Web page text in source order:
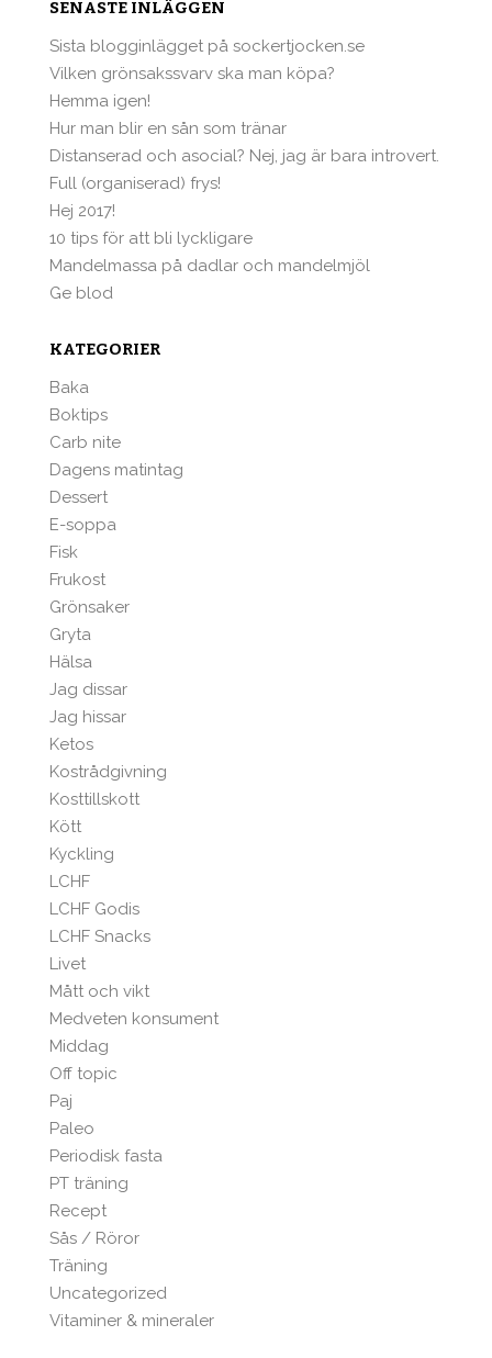
SENASTE INLÄGGEN
Sista blogginlägget på sockertjocken.se
Vilken grönsakssvarv ska man köpa?
Hemma igen!
Hur man blir en sån som tränar
Distanserad och asocial? Nej, jag är bara introvert.
Full (organiserad) frys!
Hej 2017!
10 tips för att bli lyckligare
Mandelmassa på dadlar och mandelmjöl
Ge blod
KATEGORIER
Baka
Boktips
Carb nite
Dagens matintag
Dessert
E-soppa
Fisk
Frukost
Grönsaker
Gryta
Hälsa
Jag dissar
Jag hissar
Ketos
Kostrådgivning
Kosttillskott
Kött
Kyckling
LCHF
LCHF Godis
LCHF Snacks
Livet
Mått och vikt
Medveten konsument
Middag
Off topic
Paj
Paleo
Periodisk fasta
PT träning
Recept
Sås / Röror
Träning
Uncategorized
Vitaminer & mineraler